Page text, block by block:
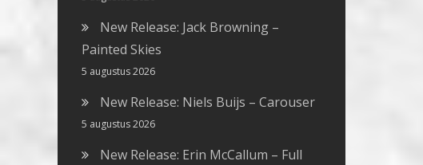
New Release: Jack Browning –
Painted Skies
5 augustus 2026
New Release: Niels Buijs – Carouser
5 augustus 2026
New Release: Erin McCallum – Full